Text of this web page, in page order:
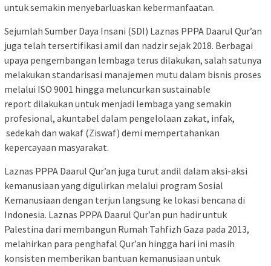
untuk semakin menyebarluaskan kebermanfaatan.
Sejumlah Sumber Daya Insani (SDI) Laznas PPPA Daarul Qur’an
juga telah tersertifikasi amil dan nadzir sejak 2018. Berbagai
upaya pengembangan lembaga terus dilakukan, salah satunya
melakukan standarisasi manajemen mutu dalam bisnis proses
melalui ISO 9001 hingga meluncurkan sustainable
report dilakukan untuk menjadi lembaga yang semakin
profesional, akuntabel dalam pengelolaan zakat, infak,
sedekah dan wakaf (Ziswaf) demi mempertahankan
kepercayaan masyarakat.
Laznas PPPA Daarul Qur’an juga turut andil dalam aksi-aksi
kemanusiaan yang digulirkan melalui program Sosial
Kemanusiaan dengan terjun langsung ke lokasi bencana di
Indonesia. Laznas PPPA Daarul Qur’an pun hadir untuk
Palestina dari membangun Rumah Tahfizh Gaza pada 2013,
melahirkan para penghafal Qur’an hingga hari ini masih
konsisten memberikan bantuan kemanusiaan untuk